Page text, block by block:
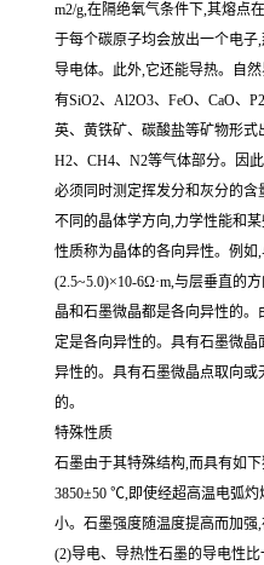
m2/g,在隔绝氧气条件下,其熔点
于每个碳原子均会放出一个电
导电体。此外,它还能导热。自
有SiO2、Al2O3、FeO、CaO、
英、黄铁矿、碳酸盐等矿物形式
H2、CH4、N2等气体部分。因
必须同时测定挥发分和灰分的
不同的晶体学方向,力学性能和
性质称为晶体的各向异性。例
(2.5~5.0)×10-6Ω·m,与层垂直的
晶和石墨微晶都是各向异性的
定是各向异性的。具有石墨微
异性的。具有石墨微晶点取向
的。
特殊性质
石墨由于其特殊结构,而具有如
3850±50 ℃,即使经超高温电弧
小。石墨强度随温度提高而加强
(2)导电、导热性石墨的导电性